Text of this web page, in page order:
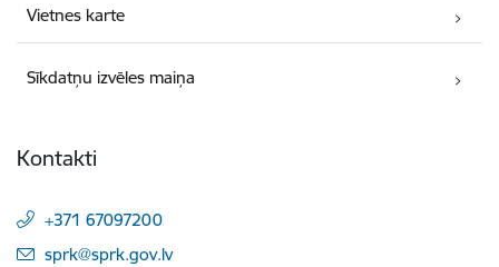
Vietnes karte
Sīkdatņu izvēles maiņa
Kontakti
+371 67097200
E-pasts:
sprk@sprk.gov.lv